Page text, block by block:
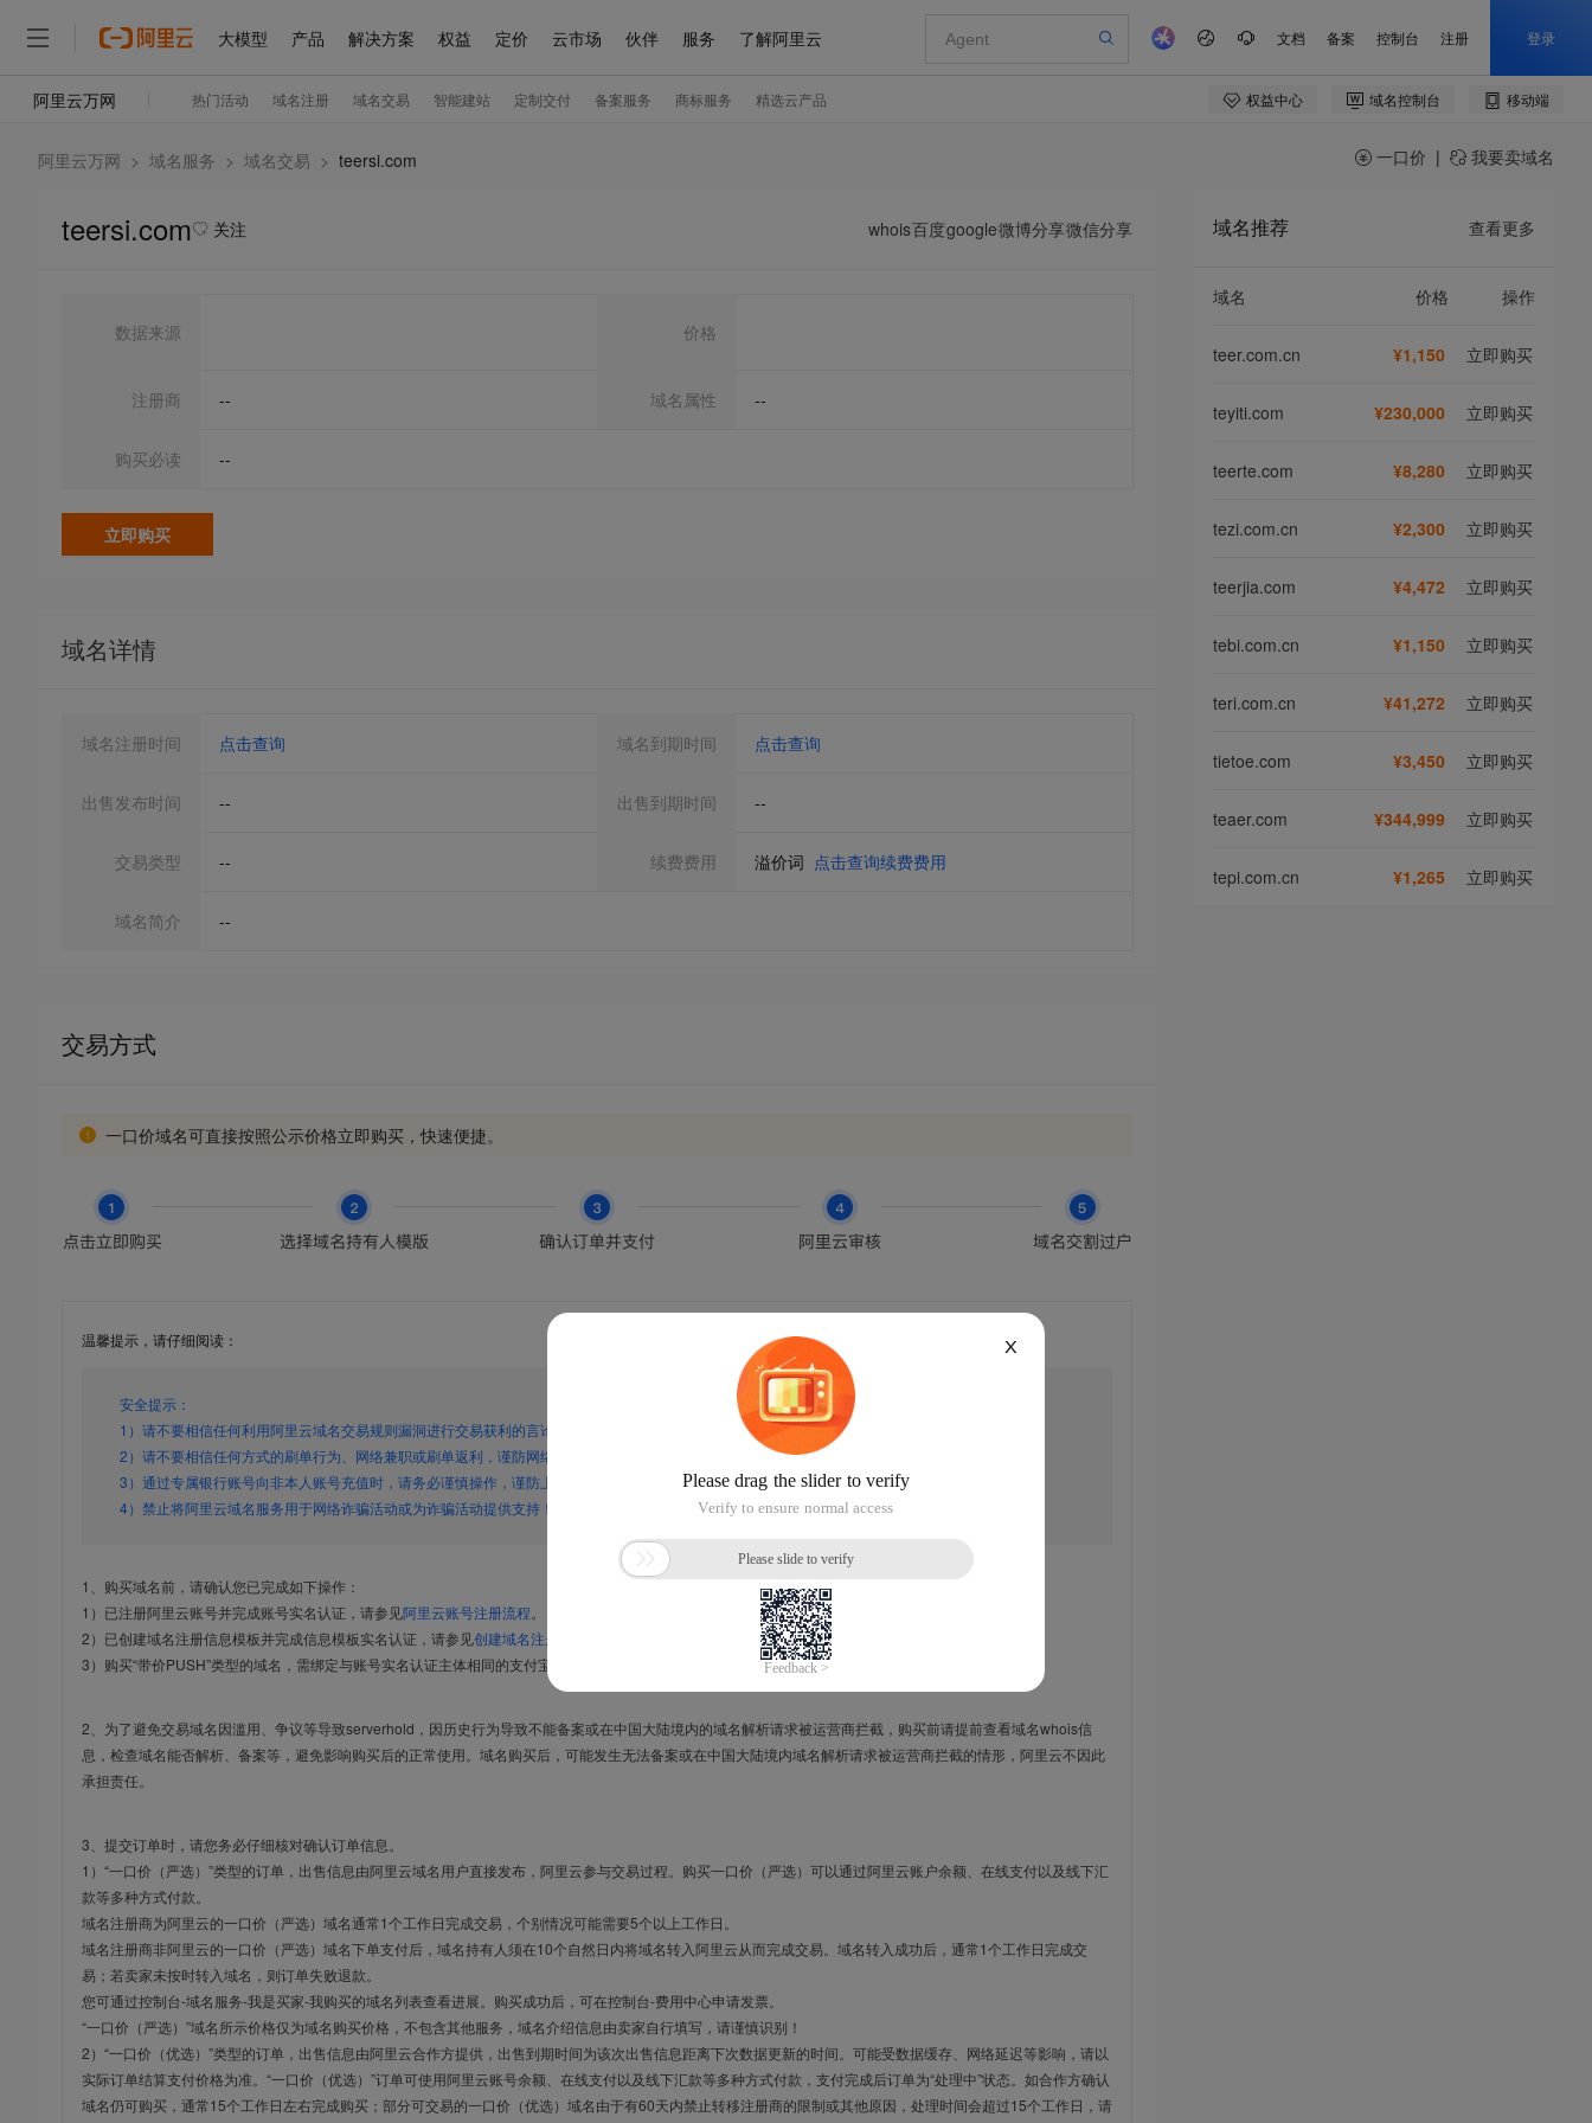
阿里云万网 > 域名服务 > 域名交易 > teersi.com 一口价 | 我要卖域名
teersi.com 关注 whois百度google微博分享微信分享
数据来源 价格
注册商 -- 域名属性 --
购买必读 --
立即购买
域名详情
域名注册时间 点击查询 域名到期时间 点击查询
出售发布时间 -- 出售到期时间 --
交易类型 -- 续费费用 溢价词 点击查询续费费用
域名简介 --
交易方式
一口价域名可直接按照公示价格立即购买，快速便捷。
温馨提示，请仔细阅读：
安全提示：
1）请不要相信任何利用阿里云域名交易规则漏洞进行交易获利的言论，谨防上当受骗！
2）请不要相信任何方式的刷单行为、网络兼职或刷单返利，谨防网络诈骗！
3）通过专属银行账号向非本人账号充值时，请务必谨慎操作，谨防上当受骗！
4）禁止将阿里云域名服务用于网络诈骗活动或为诈骗活动提供支持！
1、购买域名前，请确认您已完成如下操作：
1）已注册阿里云账号并完成账号实名认证，请参见阿里云账号注册流程
2）已创建域名注册信息模板并完成信息模板实名认证，请参见创建域名注册信息模板
3）购买“带价PUSH”类型的域名，需绑定与账号实名认证主体相同的支付宝，进入
完成绑定。
2、为了避免交易域名因滥用、争议等导致serverhold，因历史行为导致不能备案或在中国大陆境内的域名解析请求被运营商拦截，购买前请提前查看域名whois信
息，检查域名能否解析、备案等，避免影响购买后的正常使用。域名购买后，可能发生无法备案或在中国大陆境内域名解析请求被运营商拦截的情形，阿里云不因此
承担责任。
3、提交订单时，请您务必仔细核对确认订单信息。
1）“一口价（严选）”类型的订单，出售信息由阿里云域名用户直接发布，阿里云参与交易过程。购买一口价（严选）可以通过阿里云账户余额、在线支付以及线下汇
款等多种方式付款。
域名注册商为阿里云的一口价（严选）域名通常1个工作日完成交易，个别情况可能需要5个以上工作日。
域名注册商非阿里云的一口价（严选）域名下单支付后，域名持有人须在10个自然日内将域名转入阿里云从而完成交易。域名转入成功后，通常1个工作日完成交
易；若卖家未按时转入域名，则订单失败退款。
您可通过控制台-域名服务-我是买家-我购买的域名列表查看进展。购买成功后，可在控制台-费用中心申请发票。
“一口价（严选）”域名所示价格仅为域名购买价格，不包含其他服务，域名介绍信息由卖家自行填写，请谨慎识别！
2）“一口价（优选）”类型的订单，出售信息由阿里云合作方提供，出售到期时间为该次出售信息距离下次数据更新的时间。可能受数据缓存、网络延迟等影响，请以
实际订单结算支付价格为准。“一口价（优选）”订单可使用阿里云账号余额、在线支付以及线下汇款等多种方式付款，支付完成后订单为“处理中”状态。如合作方确认
域名仍可购买，通常15个工作日左右完成购买；部分可交易的一口价（优选）域名由于有60天内禁止转移注册商的限制或其他原因，处理时间会超过15个工作日，请
域名推荐 查看更多
域名 价格 操作
teer.com.cn ¥1,150 立即购买
teyiti.com ¥230,000 立即购买
teerte.com ¥8,280 立即购买
tezi.com.cn ¥2,300 立即购买
teerjia.com ¥4,472 立即购买
tebi.com.cn ¥1,150 立即购买
teri.com.cn ¥41,272 立即购买
tietoe.com ¥3,450 立即购买
teaer.com ¥344,999 立即购买
tepi.com.cn ¥1,265 立即购买
X